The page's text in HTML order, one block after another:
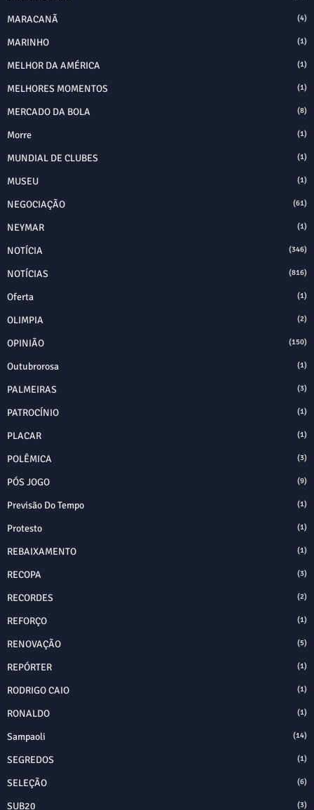
MARACANÃ (4)
MARINHO (1)
MELHOR DA AMÉRICA (1)
MELHORES MOMENTOS (1)
MERCADO DA BOLA (8)
Morre (1)
MUNDIAL DE CLUBES (1)
MUSEU (1)
NEGOCIAÇÃO (61)
NEYMAR (1)
NOTÍCIA (346)
NOTÍCIAS (816)
Oferta (1)
OLIMPIA (2)
OPINIÃO (150)
Outubrorosa (1)
PALMEIRAS (3)
PATROCÍNIO (1)
PLACAR (1)
POLÊMICA (3)
PÓS JOGO (9)
Previsão Do Tempo (1)
Protesto (1)
REBAIXAMENTO (1)
RECOPA (3)
RECORDES (2)
REFORÇO (1)
RENOVAÇÃO (5)
REPÓRTER (1)
RODRIGO CAIO (1)
RONALDO (1)
Sampaoli (14)
SEGREDOS (1)
SELEÇÃO (6)
SUB20 (3)